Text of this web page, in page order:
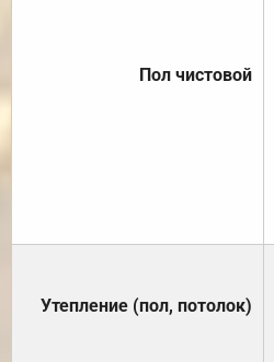
Пол чистовой
Утепление (пол, потолок)